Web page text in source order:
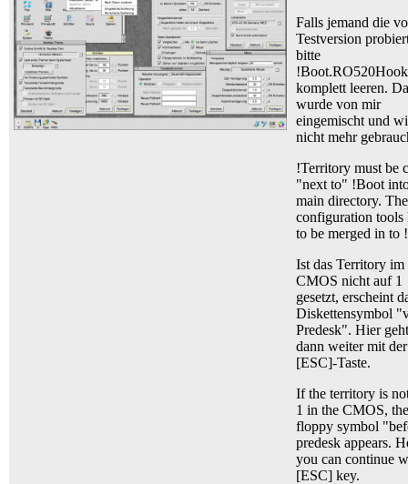
Falls jemand die
Testversion
bitte
komplett leeren.
wurde von mir
eingemischt und
nicht mehr
!Territory must be
"next to" !Boot
main directory. The
configuration tools
to be merged in to
Ist das Territory im
CMOS nicht auf 1
gesetzt, erscheint
Diskettensymbol
Predesk". Hier
dann weiter mit der
[ESC]-Taste.
If the territory is
1 in the CMOS, the
floppy symbol
predesk appears.
you can continue
[ESC] key.